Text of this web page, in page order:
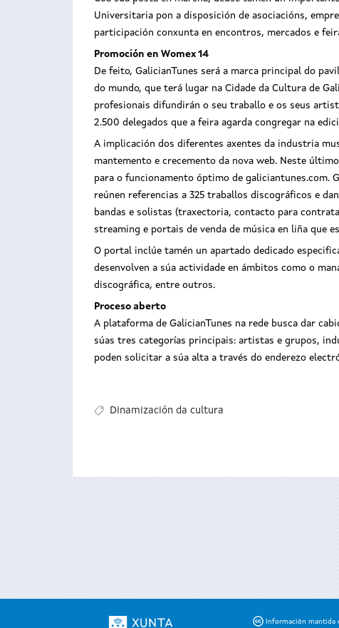
Universitaria pon a disposición de asociacións,
participación conxunta en encontros, mercados e
Promoción en Womex 14
De feito, GalicianTunes será a marca principal do
do mundo, que terá lugar na Cidade da Cultura de
profesionais difundirán o seu traballo e os seus
2.500 delegados que a feira agarda congregar na
A implicación dos diferentes axentes da industria
mantemento e crecemento da nova web. Neste
para o funcionamento óptimo de galiciantunes.com.
reúnen referencias a 325 traballos discográficos e
bandas e solistas (traxectoria, contacto para
streaming e portais de venda de música en liña que
O portal inclúe tamén un apartado dedicado
desenvolven a súa actividade en ámbitos como o
discográfica, entre outros.
Proceso aberto
A plataforma de GalicianTunes na rede busca dar
súas tres categorías principais: artistas e grupos,
poden solicitar a súa alta a través do enderezo
Dinamización da cultura
Información mantida